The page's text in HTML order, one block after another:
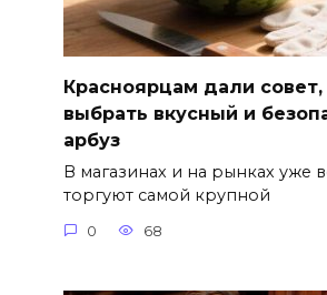
Красноярцам дали совет,
выбрать вкусный и
арбуз
В магазинах и на рынках уже
торгуют самой крупной
0 68